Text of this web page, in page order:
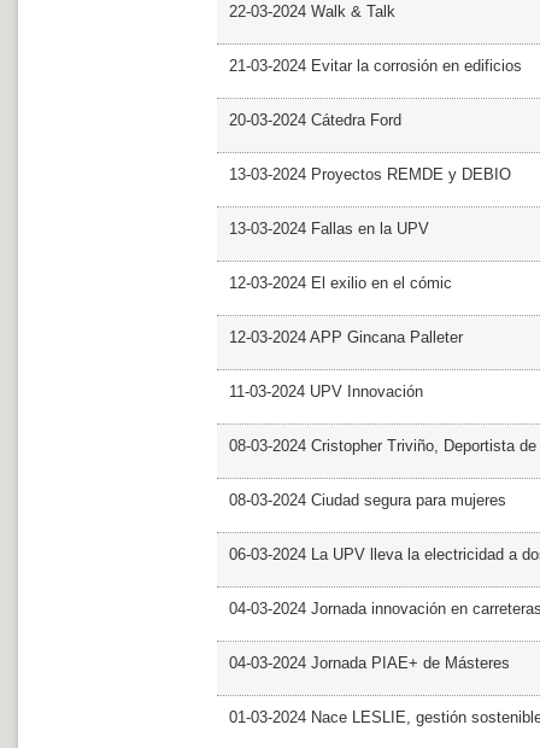
22-03-2024 Walk & Talk
21-03-2024 Evitar la corrosión en edificios
20-03-2024 Cátedra Ford
13-03-2024 Proyectos REMDE y DEBIO
13-03-2024 Fallas en la UPV
12-03-2024 El exilio en el cómic
12-03-2024 APP Gincana Palleter
11-03-2024 UPV Innovación
08-03-2024 Cristopher Triviño, Deportista
08-03-2024 Ciudad segura para mujeres
06-03-2024 La UPV lleva la electricidad a
04-03-2024 Jornada innovación en
04-03-2024 Jornada PIAE+ de Másteres
01-03-2024 Nace LESLIE, gestión